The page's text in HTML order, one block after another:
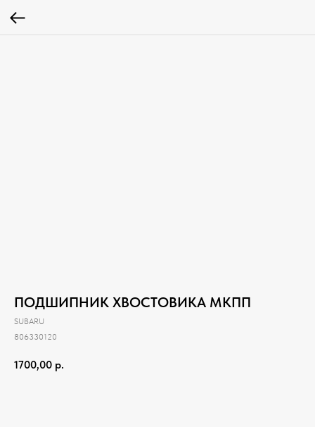
ПОДШИПНИК ХВОСТОВИКА МКПП
SUBARU
806330120
1700,00 р.